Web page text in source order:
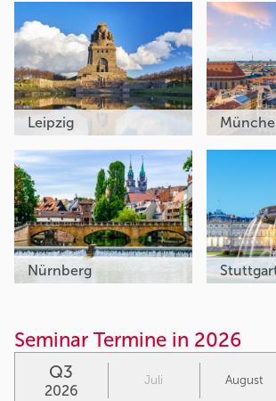
Leipzig
Nürnberg
Seminar Termine in 2026
Q3
2026
Juli August